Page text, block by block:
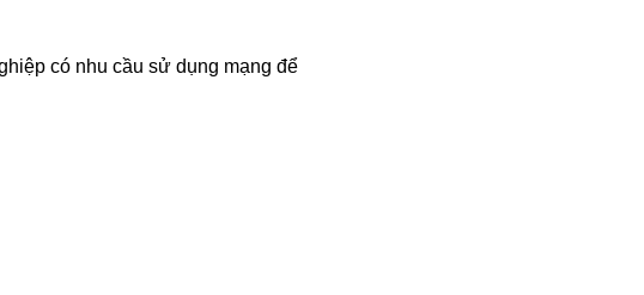
có nhu cầu sử dụng mạng để